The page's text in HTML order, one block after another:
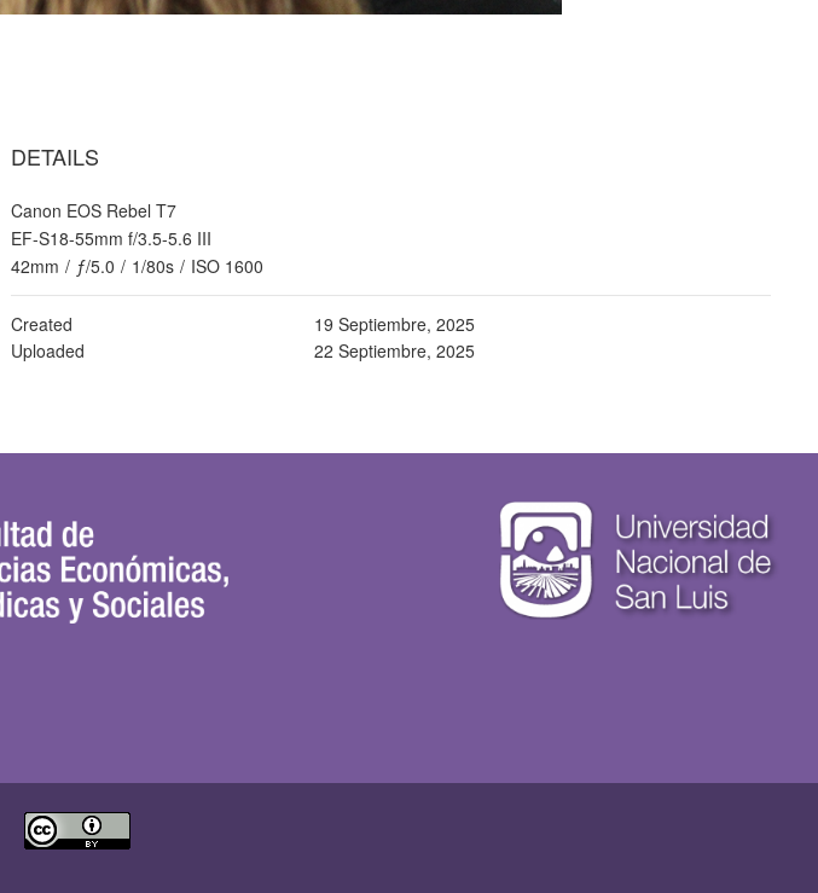
DETAILS
Canon EOS Rebel T7
EF-S18-55mm f/3.5-5.6 III
42mm / ƒ/5.0 / 1/80s / ISO 1600
Created
19 Septiembre, 2025
Uploaded
22 Septiembre, 2025